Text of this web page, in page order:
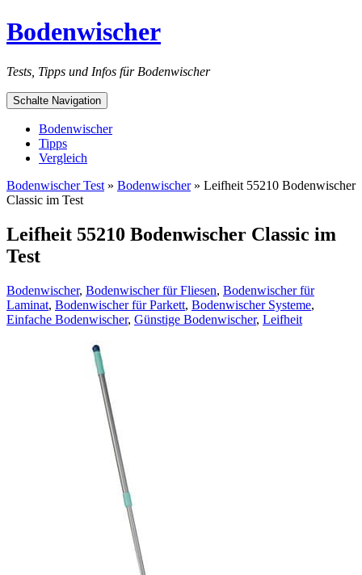
Bodenwischer
Tests, Tipps und Infos für Bodenwischer
Schalte Navigation
Bodenwischer
Tipps
Vergleich
Bodenwischer Test » Bodenwischer» Leifheit 55210 Bodenwischer
Classic im Test
Leifheit 55210 Bodenwischer Classic im
Test
Bodenwischer, Bodenwischer für Fliesen, Bodenwischer für
Laminat, Bodenwischer für Parkett, Bodenwischer Systeme,
Einfache Bodenwischer, Günstige Bodenwischer, Leifheit